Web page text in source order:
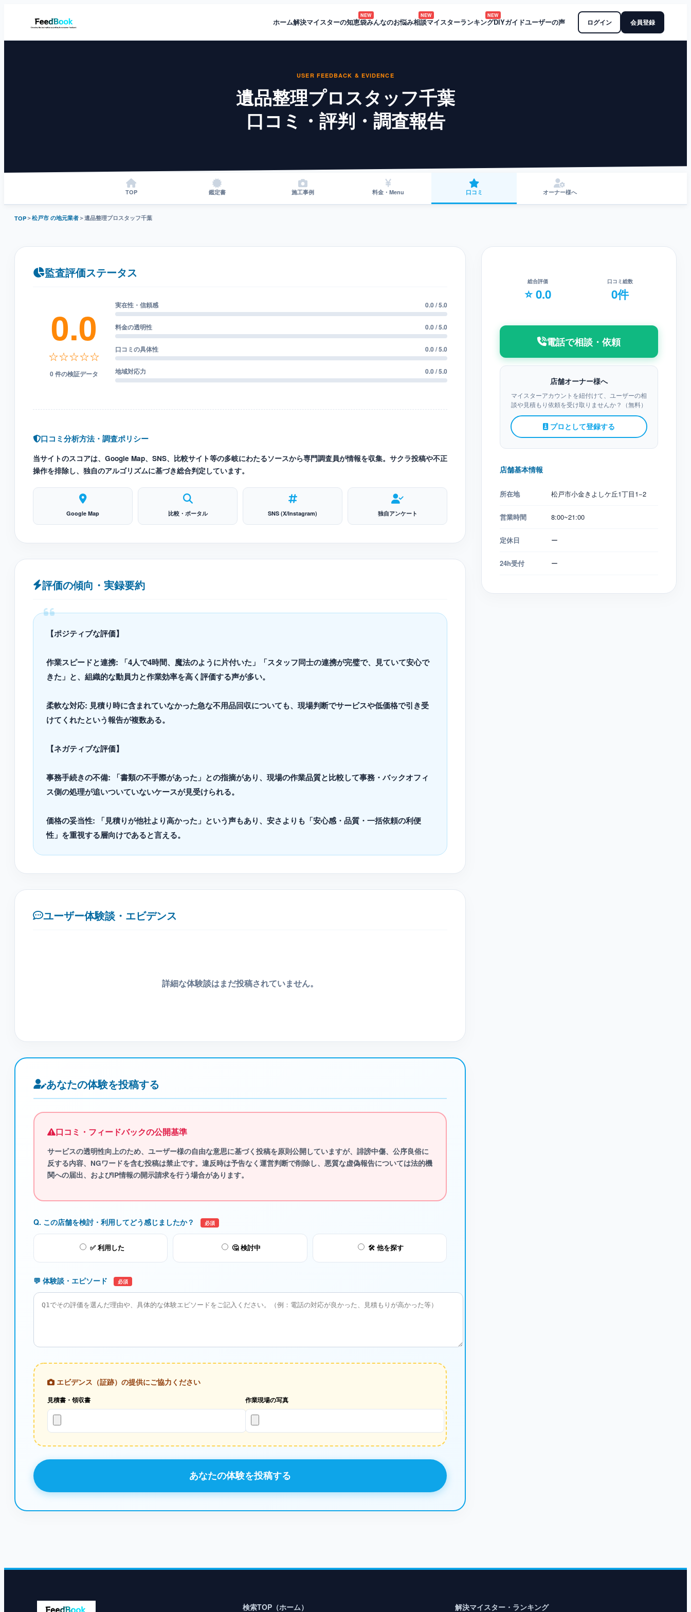
ホーム解決マイスターの知恵袋
NEW
みんなのお悩み相談
NEW
マイスターランキング
NEW
DIYガイドユーザーの声 ログイン 会員登録
USER FEEDBACK & EVIDENCE
遺品整理プロスタッフ千葉
口コミ・評判・調査報告
TOP 鑑定書 施工事例 料金・Menu 口コミ オーナー様へ
TOP＞松戸市 の地元業者＞遺品整理プロスタッフ千葉
監査評価ステータス
0.0
☆☆☆☆☆
0 件の検証データ
実在性・信頼感 0.0 / 5.0
料金の透明性 0.0 / 5.0
口コミの具体性 0.0 / 5.0
地域対応力 0.0 / 5.0
口コミ分析方法・調査ポリシー
当サイトのスコアは、Google Map、SNS、比較サイト等の多岐にわたるソースから専門調査員が情報を収集。サクラ投稿や不正
操作を排除し、独自のアルゴリズムに基づき総合判定しています。
Google Map 比較・ポータル SNS (X/Instagram) 独自アンケート
評価の傾向・実録要約
【ポジティブな評価】
作業スピードと連携: 「4人で4時間、魔法のように片付いた」「スタッフ同士の連携が完璧で、見ていて安心で
きた」と、組織的な動員力と作業効率を高く評価する声が多い。
柔軟な対応: 見積り時に含まれていなかった急な不用品回収についても、現場判断でサービスや低価格で引き受
けてくれたという報告が複数ある。
【ネガティブな評価】
事務手続きの不備: 「書類の不手際があった」との指摘があり、現場の作業品質と比較して事務・バックオフィ
ス側の処理が追いついていないケースが見受けられる。
価格の妥当性: 「見積りが他社より高かった」という声もあり、安さよりも「安心感・品質・一括依頼の利便
性」を重視する層向けであると言える。
ユーザー体験談・エビデンス
詳細な体験談はまだ投稿されていません。
あなたの体験を投稿する
口コミ・フィードバックの公開基準
サービスの透明性向上のため、ユーザー様の自由な意思に基づく投稿を原則公開していますが、 誹謗中傷、公序良俗に
反する内容、NGワードを含む投稿は禁止です。違反時は予告なく運営判断で削除し、悪質な虚偽報告については法的機
関への届出、およびIP情報の開示請求を行う場合があります。
Q. この店舗を検討・利用してどう感じましたか？ 必須
✅ 利用した 🤔 検討中 🛠️ 他を探す
💬 体験談・エピソード 必須
エビデンス（証跡）の提供にご協力ください
見積書・領収書 作業現場の写真
あなたの体験を投稿する
総合評価
⭐ 0.0
口コミ総数
0件
電話で相談・依頼
店舗オーナー様へ
マイスターアカウントを紐付けて、ユーザーの相
談や見積もり依頼を受け取りませんか？（無料）
プロとして登録する
店舗基本情報
所在地 松戸市小金きよしケ丘1丁目1−2
営業時間 8:00~21:00
定休日 ー
24h受付 ー
検索TOP（ホーム） 解決マイスター・ランキング